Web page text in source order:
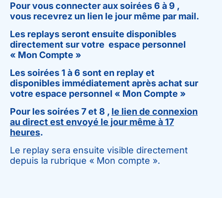
Pour vous connecter aux soirées 6 à 9 ,
vous recevrez un lien le jour même par mail.
Les replays seront ensuite disponibles
directement sur votre espace personnel
« Mon Compte »
Les soirées 1 à 6 sont en replay et
disponibles immédiatement après achat sur
votre espace personnel « Mon Compte »
Pour les soirées 7 et 8 , le lien de connexion
au direct est envoyé le jour même à 17
heures.
Le replay sera ensuite visible directement
depuis la rubrique « Mon compte ».